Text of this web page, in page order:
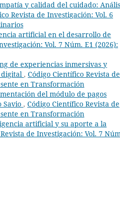
y calidad del cuidado:
Revista de Investigación: Vol. 6
artificial en el desarrollo de
Vol. 7 Núm. E1 (2026):
de experiencias inmersivas y
digital , Código Científico Revista de
en Transformación
del módulo de pagos
Savio , Código Científico Revista de
en Transformación
artificial y su aporte a la
de Investigación: Vol. 7